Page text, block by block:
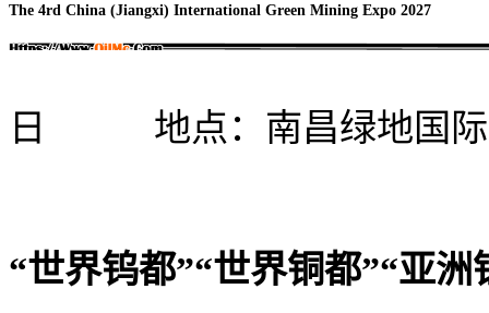
The 4rd China (Jiangxi) International Green Mining Expo 2027
日 地点：南昌绿地国际
“世界钨都”“世界铜都”“亚洲